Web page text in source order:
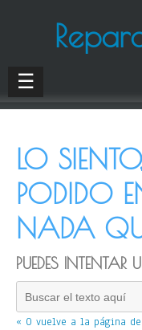
☰
LO
PODIDO
NADA
PUEDES INTENTAR
« O vuelve a la página